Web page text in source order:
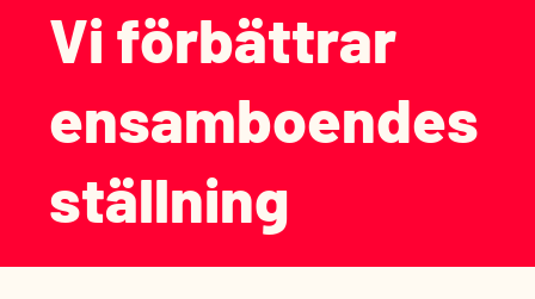
Vi förbättrar
ensamboendes
ställning